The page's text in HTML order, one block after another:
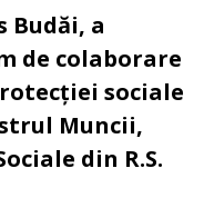
Budăi, a
de colaborare
sociale
Muncii,
din R.S.